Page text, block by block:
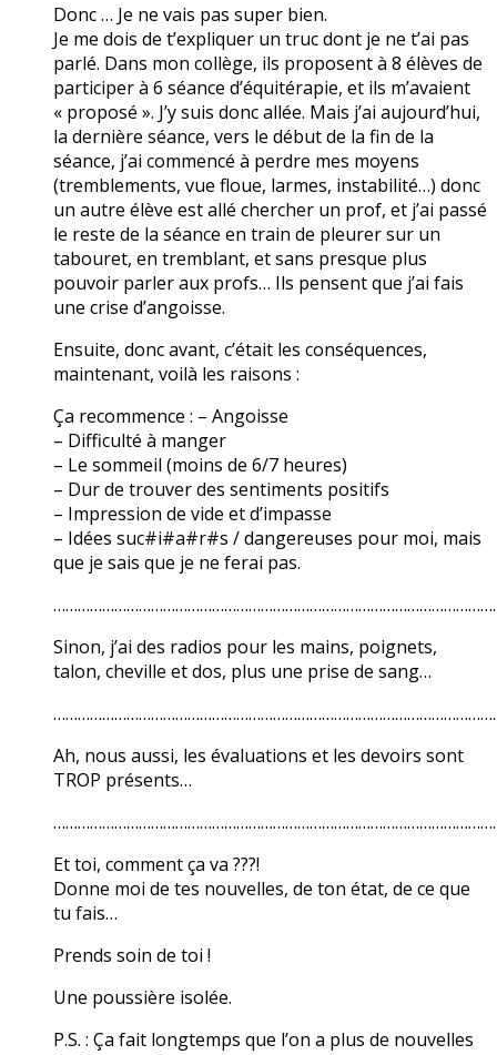
Donc … Je ne vais pas super bien.
Je me dois de t’expliquer un truc dont je ne t’ai pas
parlé. Dans mon collège, ils proposent à 8 élèves de
participer à 6 séance d’équitérapie, et ils m’avaient
« proposé ». J’y suis donc allée. Mais j’ai aujourd’hui,
la dernière séance, vers le début de la fin de la
séance, j’ai commencé à perdre mes moyens
(tremblements, vue floue, larmes, instabilité…) donc
un autre élève est allé chercher un prof, et j’ai passé
le reste de la séance en train de pleurer sur un
tabouret, en tremblant, et sans presque plus
pouvoir parler aux profs… Ils pensent que j’ai fais
une crise d’angoisse.
Ensuite, donc avant, c’était les conséquences,
maintenant, voilà les raisons :
Ça recommence : – Angoisse
– Difficulté à manger
– Le sommeil (moins de 6/7 heures)
– Dur de trouver des sentiments positifs
– Impression de vide et d’impasse
– Idées suc#i#a#r#s / dangereuses pour moi, mais
que je sais que je ne ferai pas.
Sinon, j’ai des radios pour les mains, poignets,
talon, cheville et dos, plus une prise de sang…
Ah, nous aussi, les évaluations et les devoirs sont
TROP présents…
Et toi, comment ça va ???!
Donne moi de tes nouvelles, de ton état, de ce que
tu fais…
Prends soin de toi !
Une poussière isolée.
P.S. : Ça fait longtemps que l’on a plus de nouvelles